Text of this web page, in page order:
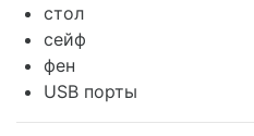
стол
сейф
фен
USB порты